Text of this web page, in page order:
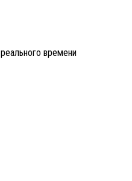
времени